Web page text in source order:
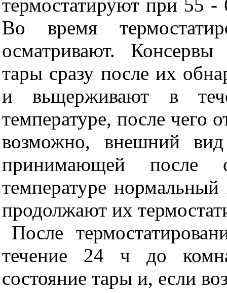
термостатируют при 55 -
Во время
осматривают.
тары сразу после их
и вьщерживают в
температуре, после чего
возможно, внешний
принимающей после
температуре
продолжают их
После
течение 24 ч до
состояние тары и, если